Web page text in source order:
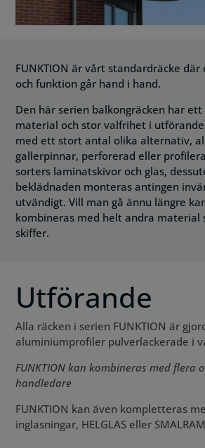
FUNKTION är vårt standardräcke där
och funktion går hand i hand.
Den här serien balkongräcken har
material och stor valfrihet i
med ett stort antal olika alternativ,
gallerpinnar, perforerad eller
sorters laminatskivor och glas,
beklädnaden monteras antingen
utvändigt. Vill man gå ännu längre
kombineras med helt andra material
skiffer.
Utförande
Alla räcken i serien FUNKTION är
aluminiumprofiler pulverlackerade i
FUNKTION kan kombineras med flera
handledare
FUNKTION kan även kompletteras
inglasningar, HELGLAS eller